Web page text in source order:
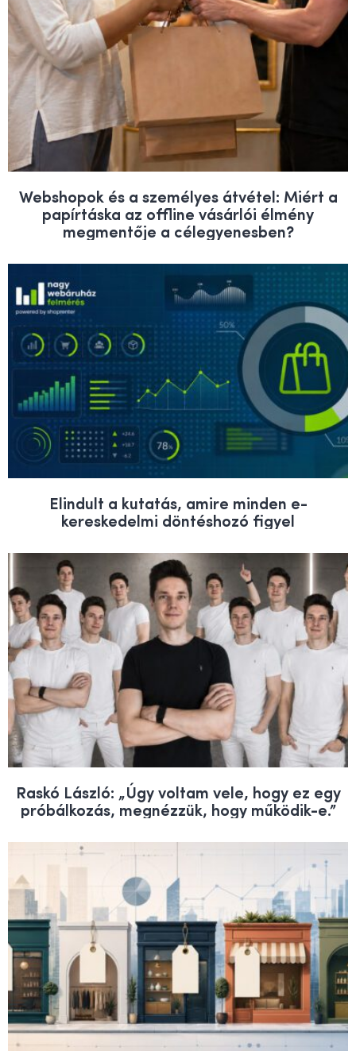
Webshopok és a személyes átvétel: Miért a
papírtáska az offline vásárlói élmény
megmentője a célegyenesben?
Elindult a kutatás, amire minden e-
kereskedelmi döntéshozó figyel
Raskó László: „Úgy voltam vele, hogy ez egy
próbálkozás, megnézzük, hogy működik-e.”